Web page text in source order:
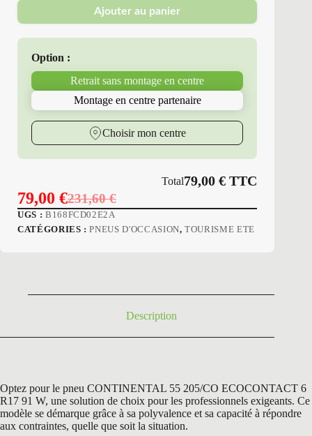
Ajouter au panier
Option :
Retrait sans montage en centre
Montage en centre partenaire
Choisir mon centre
Total79,00€ TTC
231,60€
Le
prix
79,00 €Le
prix
UGS : B168FCD02E2A
CATÉGORIES :PNEUS D'OCCASION,TOURISME ETE
Description
Optez pour le pneu CONTINENTAL 55 205/CO ECOCONTACT 6
R17 91 W, une solution de choix pour les professionnels exigeants. Ce
modèle se démarque grâce à sa polyvalence et sa capacité à répondre
aux contraintes, quelle que soit la situation.